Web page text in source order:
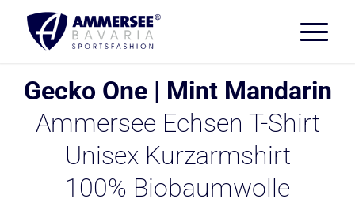
Gecko One | Mint Mandarin
Ammersee Echsen T-Shirt
Unisex Kurzarmshirt
100% Biobaumwolle